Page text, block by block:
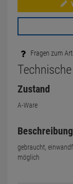
Fragen zum
Zustand
A-Ware
Beschreibung
gebraucht,
möglich